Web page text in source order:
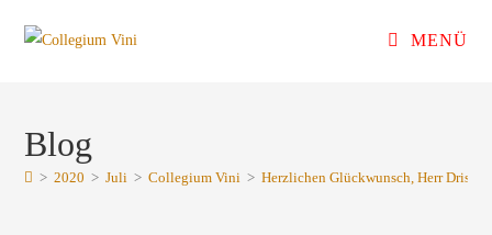
Inhalt
MENÜ
Blog
> 2020 > Juli > Collegium Vini > Herzlichen Glückwunsch, Herr